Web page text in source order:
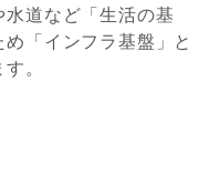
道など「生活の基
「インフラ基盤」と
。